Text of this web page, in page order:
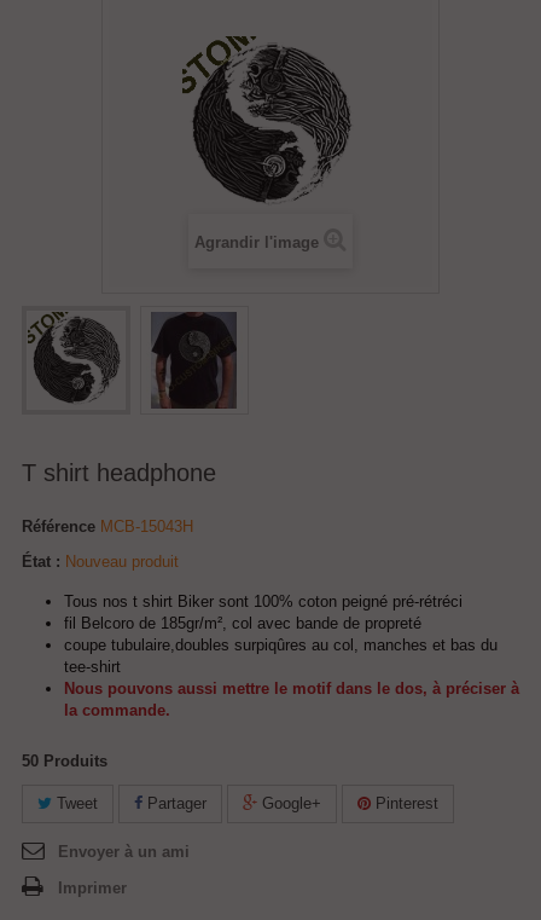
Agrandir l'image
T shirt headphone
Référence MCB-15043H
État : Nouveau produit
Tous nos t shirt Biker sont 100% coton peigné pré-rétréci
fil Belcoro de 185gr/m², col avec bande de propreté
coupe tubulaire,doubles surpiqûres au col, manches et bas du
tee-shirt
Nous pouvons aussi mettre le motif dans le dos, à préciser à
la commande.
50 Produits
Tweet Partager Google+ Pinterest
Envoyer à un ami
Imprimer